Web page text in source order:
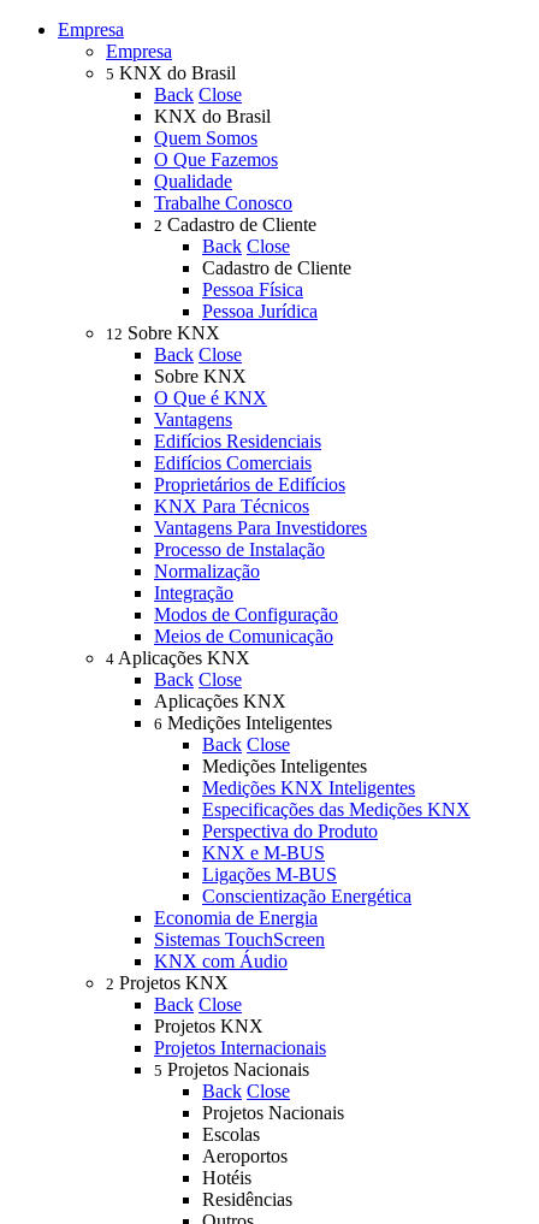
Empresa
Empresa
5 KNX do Brasil
Back Close
KNX do Brasil
Quem Somos
O Que Fazemos
Qualidade
Trabalhe Conosco
2 Cadastro de Cliente
Back Close
Cadastro de Cliente
Pessoa Física
Pessoa Jurídica
12 Sobre KNX
Back Close
Sobre KNX
O Que é KNX
Vantagens
Edifícios Residenciais
Edifícios Comerciais
Proprietários de Edifícios
KNX Para Técnicos
Vantagens Para Investidores
Processo de Instalação
Normalização
Integração
Modos de Configuração
Meios de Comunicação
4 Aplicações KNX
Back Close
Aplicações KNX
6 Medições Inteligentes
Back Close
Medições Inteligentes
Medições KNX Inteligentes
Especificações das Medições KNX
Perspectiva do Produto
KNX e M-BUS
Ligações M-BUS
Conscientização Energética
Economia de Energia
Sistemas TouchScreen
KNX com Áudio
2 Projetos KNX
Back Close
Projetos KNX
Projetos Internacionais
5 Projetos Nacionais
Back Close
Projetos Nacionais
Escolas
Aeroportos
Hotéis
Residências